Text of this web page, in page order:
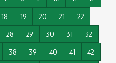
18 19 20 21
22
28 29 30 31
32
38 39 40 41
42